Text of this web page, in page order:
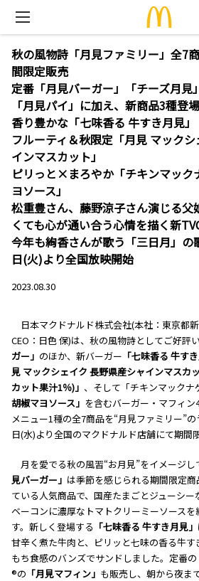
秋の風物詩「月見ファミリー」全7
間限定販売
定番「月見バーガー」「チーズ月見
「月見パイ」に加え、新商品3種登
香り豊かな「七味香る 牛すき月見」
フルーティ＆秋限定「月見 マック
インマスカット」
ピリっと×まろやか「チキンマック
ヨソース」
松重豊さん、藤野涼子さん演じる父
くても心が通い合う心情を描く新
今年も絢香さんが歌う「三日月」の
日(火)より全国放映開始
2023.08.30
日本マクドナルド株式会社(本社：東京都
CEO：日色 保)は、秋の風物詩としてご好評
ガー」 のほか、新バーガー 「七味香る 牛すき
見 マックシェイク 長野県産シャインマスカ
カット果汁1％)」 、そして「チキンマックナ
胡椒マヨソース」 を含むバーガー・マフィ
メニュー1種の全7商品を“月見ファミリー”
日(水)より全国のマクドナルド店舗にて期間
月を愛でる秋の風習“お月見”をイメージ
見バーガー」 は季節を感じられる期間限定
ている人気商品で、国産たまごとジューシー
ベーコンに濃厚なトマトクリーミーソース
す。新しく登場する 「七味香る 牛すき月見」
甘辛く煮た牛肉と、ピリッと七味の香る牛
もち食感のバンズでサンドしました。定番の
®の 「月見マフィン」 も販売し、朝から夜ま